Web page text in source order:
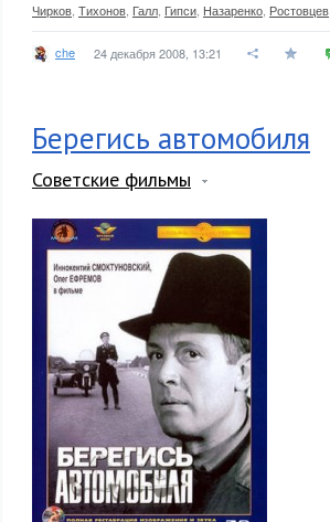
Чирков Тихонов Галл Гипси Назаренко Ростовцев
che 24 декабря 2008, 13:21
Берегись автомобиля
Советские фильмы